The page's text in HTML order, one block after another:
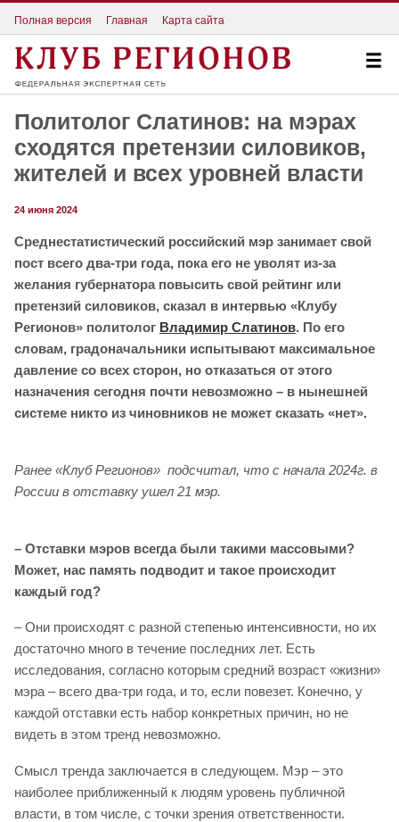
Полная версия Главная Карта сайта
Политолог Слатинов: на мэрах
сходятся претензии силовиков,
жителей и всех уровней власти
24 июня 2024
Среднестатистический российский мэр занимает свой
пост всего два-три года, пока его не уволят из-за
желания губернатора повысить свой рейтинг или
претензий силовиков, сказал в интервью «Клубу
Регионов» политолог Владимир Слатинов. По его
словам, градоначальники испытывают максимальное
давление со всех сторон, но отказаться от этого
назначения сегодня почти невозможно – в нынешней
системе никто из чиновников не может сказать «нет».
Ранее «Клуб Регионов» подсчитал, что с начала 2024г. в
России в отставку ушел 21 мэр.
– Отставки мэров всегда были такими массовыми?
Может, нас память подводит и такое происходит
каждый год?
– Они происходят с разной степенью интенсивности, но их
достаточно много в течение последних лет. Есть
исследования, согласно которым средний возраст «жизни»
мэра – всего два-три года, и то, если повезет. Конечно, у
каждой отставки есть набор конкретных причин, но не
видеть в этом тренд невозможно.
Смысл тренда заключается в следующем. Мэр – это
наиболее приближенный к людям уровень публичной
власти, в том числе, с точки зрения ответственности.